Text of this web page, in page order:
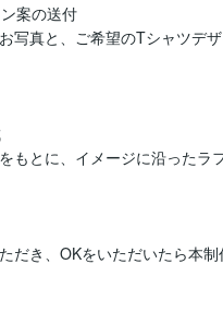
案の送付
写真と、ご希望のTシャツデ
もとに、イメージに沿ったラ
だき、OKをいただいたら本制